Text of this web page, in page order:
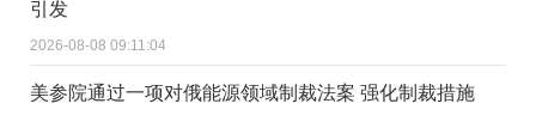
引发
2026-08-08 09:11:04
美参院通过一项对俄能源领域制裁法案 强化制裁措施